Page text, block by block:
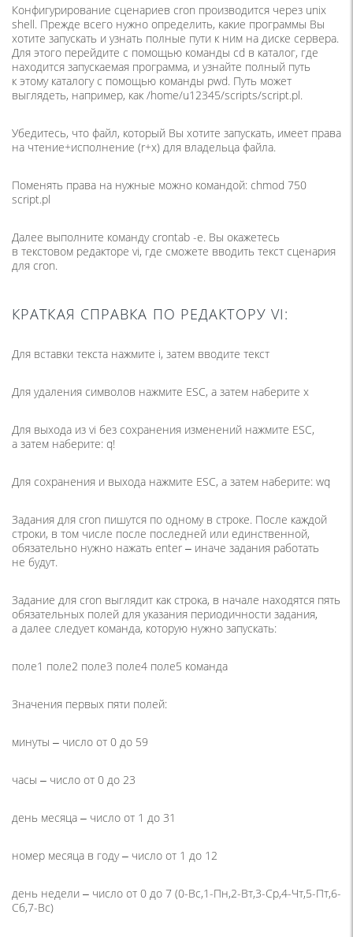
Конфигурирование сценариев cron производится через unix
shell. Прежде всего нужно определить, какие программы Вы
хотите запускать и узнать полные пути к ним на диске сервера.
Для этого перейдите с помощью команды cd в каталог, где
находится запускаемая программа, и узнайте полный путь
к этому каталогу с помощью команды pwd. Путь может
выглядеть, например, как /home/u12345/scripts/script.pl.
Убедитесь, что файл, который Вы хотите запускать, имеет права
на чтение+исполнение (r+x) для владельца файла.
Поменять права на нужные можно командой: chmod 750
script.pl
Далее выполните команду crontab -e. Вы окажетесь
в текстовом редакторе vi, где сможете вводить текст сценария
для cron.
КРАТКАЯ СПРАВКА ПО РЕДАКТОРУ VI:
Для вставки текста нажмите i, затем вводите текст
Для удаления символов нажмите ESC, а затем наберите x
Для выхода из vi без сохранения изменений нажмите ESC,
а затем наберите: q!
Для сохранения и выхода нажмите ESC, а затем наберите: wq
Задания для cron пишутся по одному в строке. После каждой
строки, в том числе после последней или единственной,
обязательно нужно нажать enter ‒ иначе задания работать
не будут.
Задание для cron выглядит как строка, в начале находятся пять
обязательных полей для указания периодичности задания,
а далее следует команда, которую нужно запускать:
поле1 поле2 поле3 поле4 поле5 команда
Значения первых пяти полей:
минуты ‒ число от 0 до 59
часы ‒ число от 0 до 23
день месяца ‒ число от 1 до 31
номер месяца в году ‒ число от 1 до 12
день недели ‒ число от 0 до 7 (0-Вс,1-Пн,2-Вт,3-Ср,4-Чт,5-Пт,6-
Сб,7-Вс)